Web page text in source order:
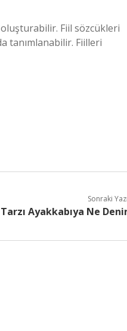
Fiil sözcükleri
tanımlanabilir. Fiilleri
Sonraki Yazı
Ayakkabıya Ne